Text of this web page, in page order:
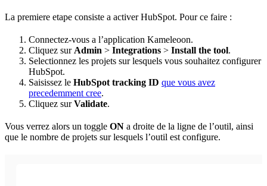
La premiere etape consiste a activer HubSpot. Pour ce faire :
Connectez-vous a l’application Kameleoon.
Cliquez sur Admin > Integrations > Install the tool.
Selectionnez les projets sur lesquels vous souhaitez configurer
HubSpot.
Saisissez le HubSpot tracking ID que vous avez
precedemment cree.
Cliquez surValidate.
Vous verrez alors un toggle ON a droite de la ligne de l’outil, ainsi
que le nombre de projets sur lesquels l’outil est configure.